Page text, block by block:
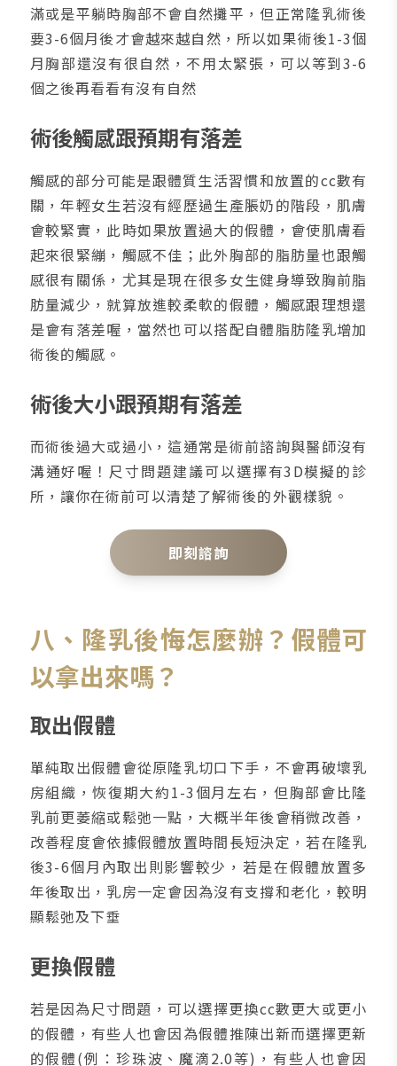
滿或是平躺時胸部不會自然攤平，但正常隆乳術後
要3-6個月後才會越來越自然，所以如果術後1-3個
月胸部還沒有很自然，不用太緊張，可以等到3-6
個之後再看看有沒有自然
術後觸感跟預期有落差
觸感的部分可能是跟體質生活習慣和放置的cc數有
關，年輕女生若沒有經歷過生產脹奶的階段，肌膚
會較緊實，此時如果放置過大的假體，會使肌膚看
起來很緊繃，觸感不佳；此外胸部的脂肪量也跟觸
感很有關係，尤其是現在很多女生健身導致胸前脂
肪量減少，就算放進較柔軟的假體，觸感跟理想還
是會有落差喔，當然也可以搭配自體脂肪隆乳增加
術後的觸感。
術後大小跟預期有落差
而術後過大或過小，這通常是術前諮詢與醫師沒有
溝通好喔！尺寸問題建議可以選擇有3D模擬的診
所，讓你在術前可以清楚了解術後的外觀樣貌。
即刻諮詢
八、隆乳後悔怎麼辦？假體可
以拿出來嗎？
取出假體
單純取出假體會從原隆乳切口下手，不會再破壞乳
房組織，恢復期大約1-3個月左右，但胸部會比隆
乳前更萎縮或鬆弛一點，大概半年後會稍微改善，
改善程度會依據假體放置時間長短決定，若在隆乳
後3-6個月內取出則影響較少，若是在假體放置多
年後取出，乳房一定會因為沒有支撐和老化，較明
顯鬆弛及下垂
更換假體
若是因為尺寸問題，可以選擇更換cc數更大或更小
的假體，有些人也會因為假體推陳出新而選擇更新
的假體(例：珍珠波、魔滴2.0等)，有些人也會因